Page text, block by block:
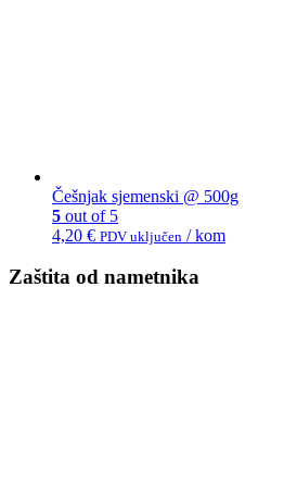
Češnjak sjemenski @ 500g
5 out of 5
4,20 € PDV uključen / kom
Zaštita od nametnika